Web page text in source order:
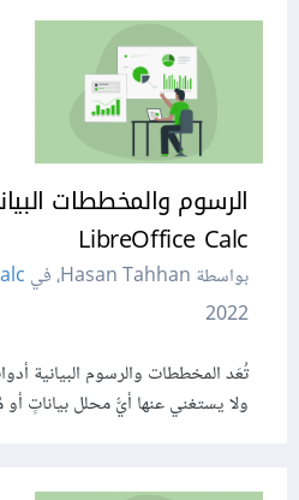
الرسوم والمخططات
LibreOffice Calc
بواسطة Hasan Tahhan، في
2022
تُعَد المخططات والرسوم البيانية
ولا يستغني عنها أيُّ محلل بياناتٍ أو